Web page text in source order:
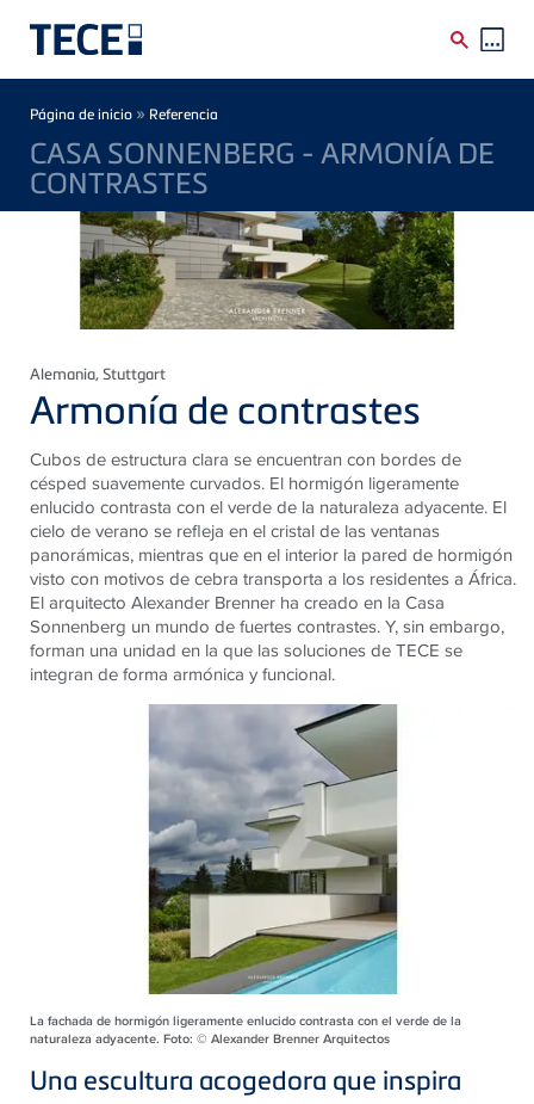
Breadcrumb
Página de inicio » Referencia
CASA SONNENBERG - ARMONÍA DE
CONTRASTES
Alemania, Stuttgart
Armonía de contrastes
Cubos de estructura clara se encuentran con bordes de
césped suavemente curvados. El hormigón ligeramente
enlucido contrasta con el verde de la naturaleza adyacente. El
cielo de verano se refleja en el cristal de las ventanas
panorámicas, mientras que en el interior la pared de hormigón
visto con motivos de cebra transporta a los residentes a África.
El arquitecto Alexander Brenner ha creado en la Casa
Sonnenberg un mundo de fuertes contrastes. Y, sin embargo,
forman una unidad en la que las soluciones de TECE se
integran de forma armónica y funcional.
La fachada de hormigón ligeramente enlucido contrasta con el verde de la
naturaleza adyacente. Foto: © Alexander Brenner Arquitectos
Una escultura acogedora que inspira